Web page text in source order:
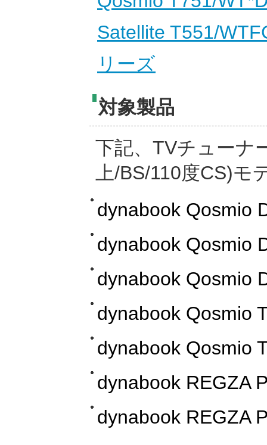
Satellite T551/
リーズ
対象製品
下記、TVチューナ
上/BS/110度CS)
dynabook Qosmio
dynabook Qosmio
dynabook Qosmio
dynabook Qosmio
dynabook Qosmio
dynabook REGZA
dynabook REGZA